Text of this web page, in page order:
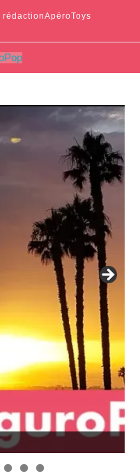
rédactionApéroToys
Avengers Doomsday